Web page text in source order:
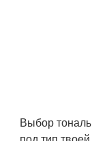
Выбор